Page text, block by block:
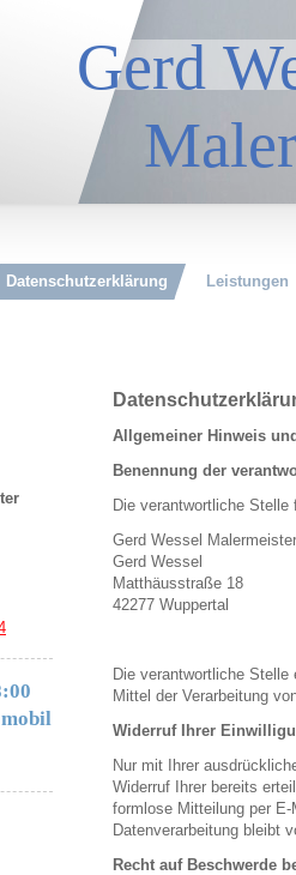
Datenschutzerklärung
Leistungen
Allgemeiner Hinweis
Benennung der
Die verantwortliche
Gerd Wessel Malermeister
Gerd Wessel
Matthäusstraße 18
42277 Wuppertal
Die verantwortliche
Mittel der Verarbeitung
Widerruf Ihrer
Nur mit Ihrer
Widerruf Ihrer bereits
formlose Mitteilung per
Datenverarbeitung bleibt
Recht auf Beschwerde